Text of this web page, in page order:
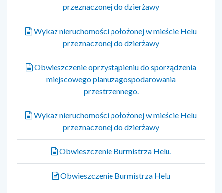
przeznaczonej do dzierżawy
Wykaz nieruchomości położonej w mieście Helu
przeznaczonej do dzierżawy
Obwieszczenie oprzystąpieniu do sporządzenia
miejscowego planuzagospodarowania
przestrzennego.
Wykaz nieruchomości położonej w mieście Helu
przeznaczonej do dzierżawy
Obwieszczenie Burmistrza Helu.
Obwieszczenie Burmistrza Helu